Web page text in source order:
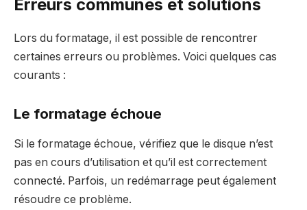
Erreurs communes et solutions
Lors du formatage, il est possible de rencontrer
certaines erreurs ou problèmes. Voici quelques cas
courants :
Le formatage échoue
Si le formatage échoue, vérifiez que le disque n’est
pas en cours d’utilisation et qu’il est correctement
connecté. Parfois, un redémarrage peut également
résoudre ce problème.